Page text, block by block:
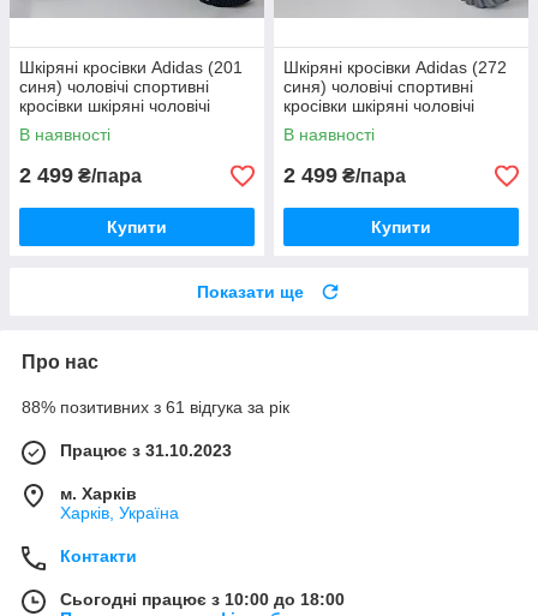
Шкіряні кросівки Adidas (201
синя) чоловічі спортивні
кросівки шкіряні чоловічі
В наявності
2 499 ₴/пара
Купити
Шкіряні кросівки Adidas (272
синя) чоловічі спортивні
кросівки шкіряні чоловічі
В наявності
2 499 ₴/пара
Купити
Показати ще
Про нас
88% позитивних з 61 відгука за рік
Працює з 31.10.2023
м. Харків
Харків, Україна
Контакти
Сьогодні працює з 10:00 до 18:00